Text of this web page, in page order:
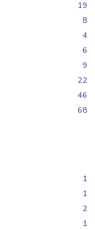
19
8
4
6
9
22
46
68
1
1
2
1